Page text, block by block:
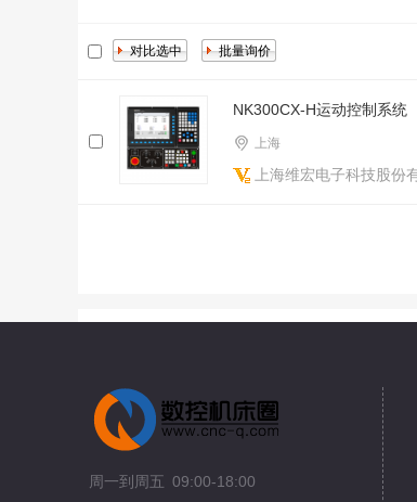
NK300CX-H运动控制系统
上海
上海维宏电子科技股份
周一到周五 09:00-18:00